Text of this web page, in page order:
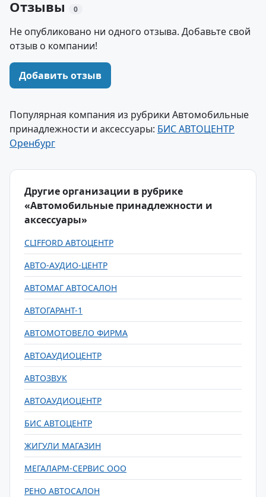
Отзывы 0
Не опубликовано ни одного отзыва. Добавьте свой
отзыв о компании!
Добавить отзыв
Популярная компания из рубрики Автомобильные
принадлежности и аксессуары: БИС АВТОЦЕНТР
Оренбург
Другие организации в рубрике
«Автомобильные принадлежности и
аксессуары»
CLIFFORD АВТОЦЕНТР
АВТО-АУДИО-ЦЕНТР
АВТОМАГ АВТОСАЛОН
АВТОГАРАНТ-1
АВТОМОТОВЕЛО ФИРМА
АВТОАУДИОЦЕНТР
АВТОЗВУК
АВТОАУДИОЦЕНТР
БИС АВТОЦЕНТР
ЖИГУЛИ МАГАЗИН
МЕГАЛАРМ-СЕРВИС ООО
РЕНО АВТОСАЛОН